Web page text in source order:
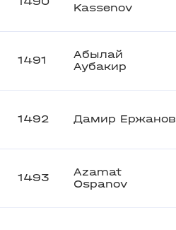
Kassenov
1491
Абылай
Аубакир
1492 Дамир Ержанов
1493
Azamat
Ospanov